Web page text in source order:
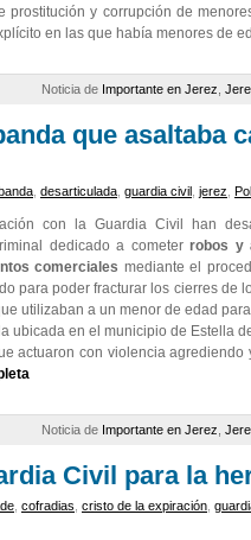
prostitución y corrupción de
en las que había menores de
Noticia de Importante en Jerez
que asaltaba
desarticulada guardia civil jerez
con la Guardia Civil han
dedicado a cometerrobos y
comerciales mediante el
para poder fracturar los cierres de
utilizaban a un menor de edad
ubicada en el municipio de Estella
actuaron con violencia
Noticia de Importante en Jerez
Civil para la
cofradias cristo de la expiración